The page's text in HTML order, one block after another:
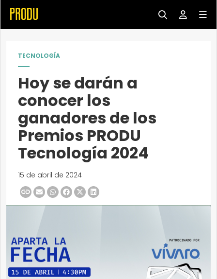
TECNOLOGÍA
Hoy se darán a
conocer los
ganadores de los
Premios PRODU
Tecnología 2024
15 de abril de 2024